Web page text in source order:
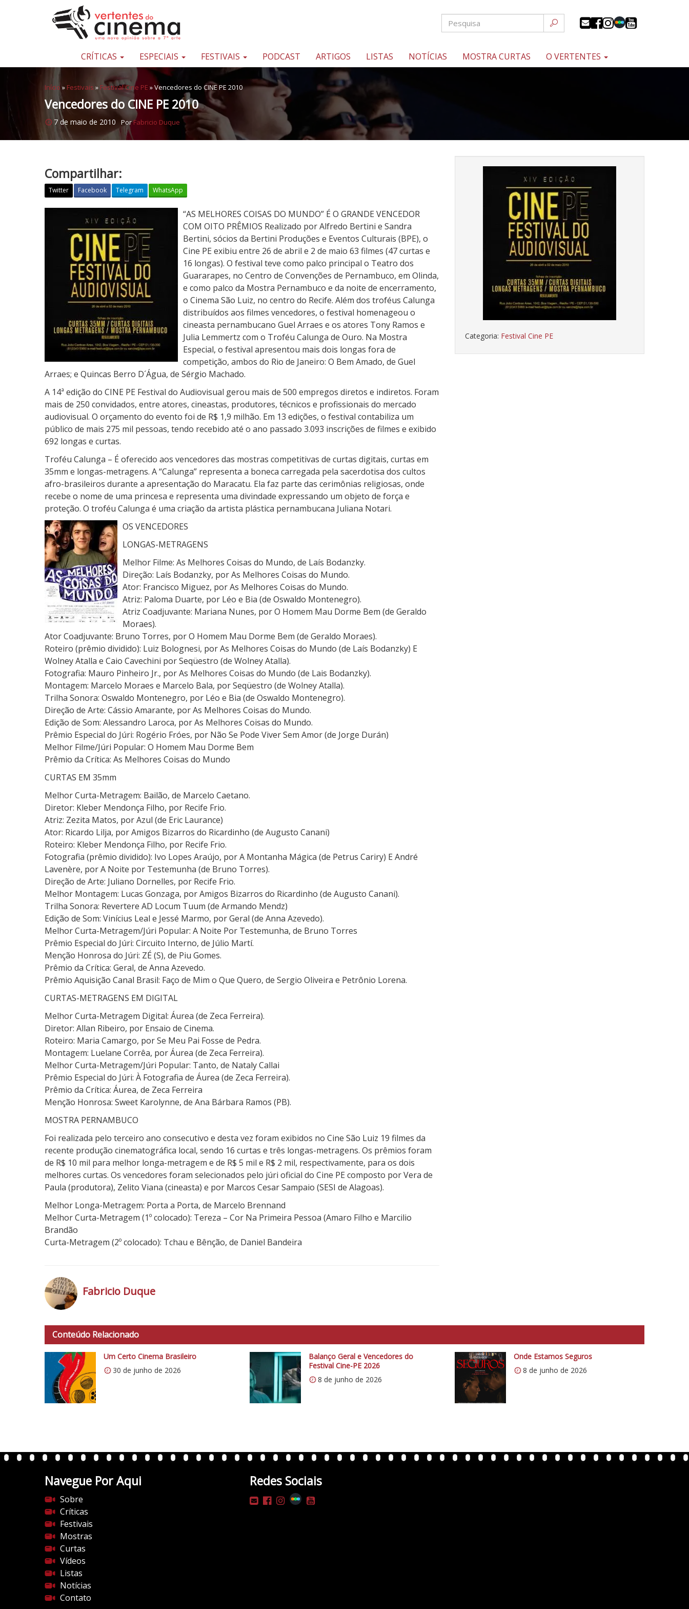
Pular para o conteúdo
Uma
sobre
sétima
arte
CRÍTICAS ESPECIAIS FESTIVAIS PODCAST ARTIGOS LISTAS NOTÍCIAS MOSTRA CURTAS O VERTENTES
Início » Festivais » Festival Cine PE »Vencedores do CINE PE 2010
Vencedores do CINE PE 2010
7 de maio de 2010 PorFabricio Duque
Categoria: Festival Cine PE
Compartilhar:
Twitter Facebook Telegram WhatsApp
C
I
N
E
P
E
2
0
1
0
“AS MELHORES COISAS DO MUNDO” É O GRANDE VENCEDOR
COM OITO PRÊMIOS Realizado por Alfredo Bertini e Sandra
Bertini, sócios da Bertini Produções e Eventos Culturais (BPE), o
Cine PE exibiu entre 26 de abril e 2 de maio 63 filmes (47 curtas e
16 longas). O festival teve como palco principal o Teatro dos
Guararapes, no Centro de Convenções de Pernambuco, em Olinda,
e como palco da Mostra Pernambuco e da noite de encerramento,
o Cinema São Luiz, no centro do Recife. Além dos troféus Calunga
distribuídos aos filmes vencedores, o festival homenageou o
cineasta pernambucano Guel Arraes e os atores Tony Ramos e
Julia Lemmertz com o Troféu Calunga de Ouro. Na Mostra
Especial, o festival apresentou mais dois longas fora de
competição, ambos do Rio de Janeiro: O Bem Amado, de Guel
Arraes; e Quincas Berro D´Água, de Sérgio Machado.
A 14ª edição do CINE PE Festival do Audiovisual gerou mais de 500 empregos diretos e indiretos. Foram
mais de 250 convidados, entre atores, cineastas, produtores, técnicos e profissionais do mercado
audiovisual. O orçamento do evento foi de R$ 1,9 milhão. Em 13 edições, o festival contabiliza um
público de mais 275 mil pessoas, tendo recebido até o ano passado 3.093 inscrições de filmes e exibido
692 longas e curtas.
Troféu Calunga – É oferecido aos vencedores das mostras competitivas de curtas digitais, curtas em
35mm e longas-metragens. A “Calunga” representa a boneca carregada pela sacerdotisa dos cultos
afro-brasileiros durante a apresentação do Maracatu. Ela faz parte das cerimônias religiosas, onde
recebe o nome de uma princesa e representa uma divindade expressando um objeto de força e
proteção. O troféu Calunga é uma criação da artista plástica pernambucana Juliana Notari.
OS VENCEDORES
LONGAS-METRAGENS
Melhor Filme: As Melhores Coisas do Mundo, de Laís Bodanzky.
Direção: Laís Bodanzky, por As Melhores Coisas do Mundo.
Ator: Francisco Miguez, por As Melhores Coisas do Mundo.
Atriz: Paloma Duarte, por Léo e Bia (de Oswaldo Montenegro).
Atriz Coadjuvante: Mariana Nunes, por O Homem Mau Dorme Bem (de Geraldo
Moraes).
Ator Coadjuvante: Bruno Torres, por O Homem Mau Dorme Bem (de Geraldo Moraes).
Roteiro (prêmio dividido): Luiz Bolognesi, por As Melhores Coisas do Mundo (de Laís Bodanzky) E
Wolney Atalla e Caio Cavechini por Seqüestro (de Wolney Atalla).
Fotografia: Mauro Pinheiro Jr., por As Melhores Coisas do Mundo (de Lais Bodanzky).
Montagem: Marcelo Moraes e Marcelo Bala, por Seqüestro (de Wolney Atalla).
Trilha Sonora: Oswaldo Montenegro, por Léo e Bia (de Oswaldo Montenegro).
Direção de Arte: Cássio Amarante, por As Melhores Coisas do Mundo.
Edição de Som: Alessandro Laroca, por As Melhores Coisas do Mundo.
Prêmio Especial do Júri: Rogério Fróes, por Não Se Pode Viver Sem Amor (de Jorge Durán)
Melhor Filme/Júri Popular: O Homem Mau Dorme Bem
Prêmio da Crítica: As Melhores Coisas do Mundo
CURTAS EM 35mm
Melhor Curta-Metragem: Bailão, de Marcelo Caetano.
Diretor: Kleber Mendonça Filho, por Recife Frio.
Atriz: Zezita Matos, por Azul (de Eric Laurance)
Ator: Ricardo Lilja, por Amigos Bizarros do Ricardinho (de Augusto Canani)
Roteiro: Kleber Mendonça Filho, por Recife Frio.
Fotografia (prêmio dividido): Ivo Lopes Araújo, por A Montanha Mágica (de Petrus Cariry) E André
Lavenère, por A Noite por Testemunha (de Bruno Torres).
Direção de Arte: Juliano Dornelles, por Recife Frio.
Melhor Montagem: Lucas Gonzaga, por Amigos Bizarros do Ricardinho (de Augusto Canani).
Trilha Sonora: Revertere AD Locum Tuum (de Armando Mendz)
Edição de Som: Vinícius Leal e Jessé Marmo, por Geral (de Anna Azevedo).
Melhor Curta-Metragem/Júri Popular: A Noite Por Testemunha, de Bruno Torres
Prêmio Especial do Júri: Circuito Interno, de Júlio Martí.
Menção Honrosa do Júri: ZÉ (S), de Piu Gomes.
Prêmio da Crítica: Geral, de Anna Azevedo.
Prêmio Aquisição Canal Brasil: Faço de Mim o Que Quero, de Sergio Oliveira e Petrônio Lorena.
CURTAS-METRAGENS EM DIGITAL
Melhor Curta-Metragem Digital: Áurea (de Zeca Ferreira).
Diretor: Allan Ribeiro, por Ensaio de Cinema.
Roteiro: Maria Camargo, por Se Meu Pai Fosse de Pedra.
Montagem: Luelane Corrêa, por Áurea (de Zeca Ferreira).
Melhor Curta-Metragem/Júri Popular: Tanto, de Nataly Callai
Prêmio Especial do Júri: À Fotografia de Áurea (de Zeca Ferreira).
Prêmio da Crítica: Áurea, de Zeca Ferreira
Menção Honrosa: Sweet Karolynne, de Ana Bárbara Ramos (PB).
MOSTRA PERNAMBUCO
Foi realizada pelo terceiro ano consecutivo e desta vez foram exibidos no Cine São Luiz 19 filmes da
recente produção cinematográfica local, sendo 16 curtas e três longas-metragens. Os prêmios foram
de R$ 10 mil para melhor longa-metragem e de R$ 5 mil e R$ 2 mil, respectivamente, para os dois
melhores curtas. Os vencedores foram selecionados pelo júri oficial do Cine PE composto por Vera de
Paula (produtora), Zelito Viana (cineasta) e por Marcos Cesar Sampaio (SESI de Alagoas).
Melhor Longa-Metragem: Porta a Porta, de Marcelo Brennand
Melhor Curta-Metragem (1º colocado): Tereza – Cor Na Primeira Pessoa (Amaro Filho e Marcilio
Brandão
Curta-Metragem (2º colocado): Tchau e Bênção, de Daniel Bandeira
t
p
/
w
p
c
o
m
/
v
e
r
t
e
n
Fabricio Duque
Conteúdo Relacionado
Um Certo Cinema Brasileiro
30 de junho de 2026
Balanço Geral e Vencedores do
Festival Cine-PE 2026
8 de junho de 2026
Onde Estamos Seguros
8 de junho de 2026
Navegue Por Aqui
Sobre
Críticas
Festivais
Mostras
Curtas
Vídeos
Listas
Notícias
Contato
Redes Sociais